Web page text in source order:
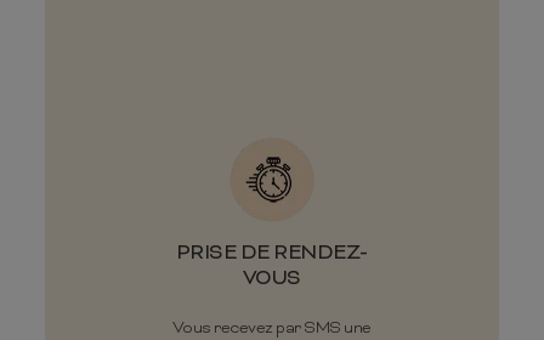
PRISE DE RENDEZ-
VOUS
Vous recevez par SMS une